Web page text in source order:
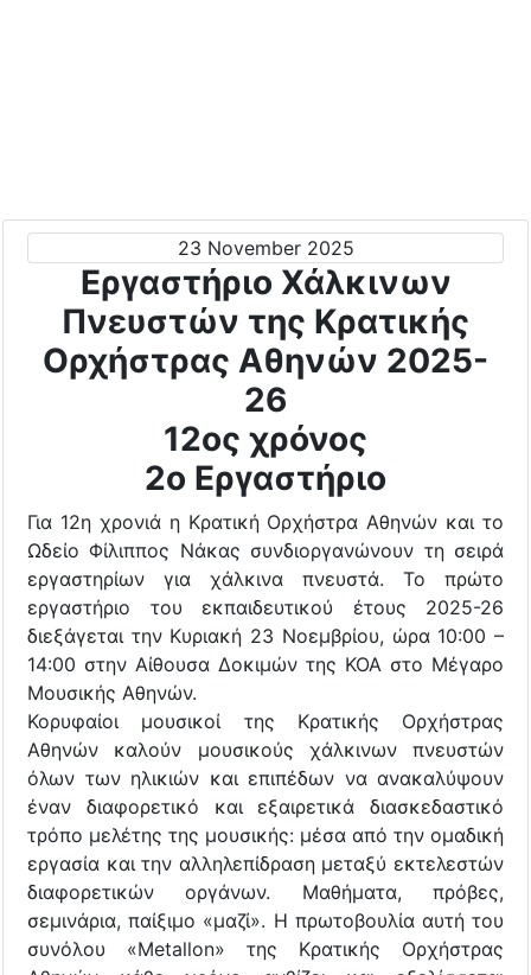
23 November 2025
Εργαστήριο Χάλκινων
Πνευστών της Κρατικής
Ορχήστρας Αθηνών 2025-
26
12ος χρόνος
2o Εργαστήριο
Για 12η χρονιά η Κρατική Ορχήστρα Αθηνών και το
Ωδείο Φίλιππος Νάκας συνδιοργανώνουν τη σειρά
εργαστηρίων για χάλκινα πνευστά. Το πρώτο
εργαστήριο του εκπαιδευτικού έτους 2025-26
διεξάγεται την Κυριακή 23 Νοεμβρίου, ώρα 10:00 –
14:00 στην Αίθουσα Δοκιμών της ΚΟΑ στο Μέγαρο
Μουσικής Αθηνών.
Κορυφαίοι μουσικοί της Κρατικής Ορχήστρας
Αθηνών καλούν μουσικούς χάλκινων πνευστών
όλων των ηλικιών και επιπέδων να ανακαλύψουν
έναν διαφορετικό και εξαιρετικά διασκεδαστικό
τρόπο μελέτης της μουσικής: μέσα από την ομαδική
εργασία και την αλληλεπίδραση μεταξύ εκτελεστών
διαφορετικών οργάνων. Μαθήματα, πρόβες,
σεμινάρια, παίξιμο «μαζί». Η πρωτοβουλία αυτή του
συνόλου «Metallon» της Κρατικής Ορχήστρας